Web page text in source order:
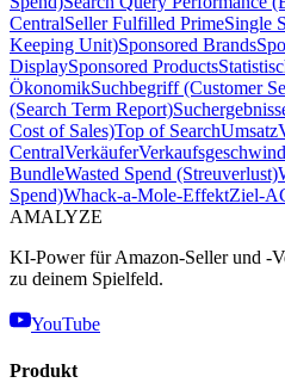
CentralSeller Fulfilled PrimeSingle
Keeping Unit)Sponsored Brands
DisplaySponsored Products
ÖkonomikSuchbegriff (Customer
(Search Term Report)
Cost of Sales)Top of SearchUmsatz
CentralVerkäufer
BundleWasted Spend (Streuverlust)
Spend)Whack-a-Mole-EffektZiel-
AMALYZE
KI-Power für Amazon-Seller und -
zu deinem Spielfeld.
YouTube
Produkt